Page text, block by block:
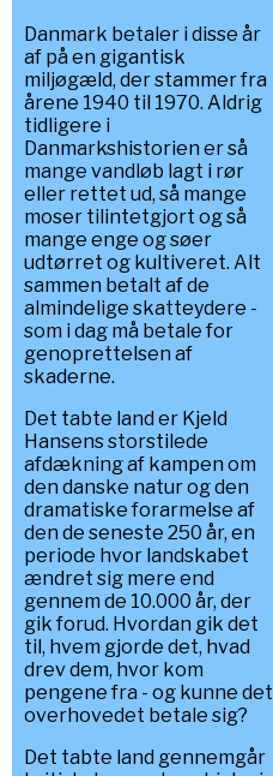
Danmark betaler i disse år
af på en gigantisk
miljøgæld, der stammer fra
årene 1940 til 1970. Aldrig
tidligere i
Danmarkshistorien er så
mange vandløb lagt i rør
eller rettet ud, så mange
moser tilintetgjort og så
mange enge og søer
udtørret og kultiveret. Alt
sammen betalt af de
almindelige skatteydere -
som i dag må betale for
genoprettelsen af
skaderne.
Det tabte land er Kjeld
Hansens storstilede
afdækning af kampen om
den danske natur og den
dramatiske forarmelse af
den de seneste 250 år, en
periode hvor landskabet
ændret sig mere end
gennem de 10.000 år, der
gik forud. Hvordan gik det
til, hvem gjorde det, hvad
drev dem, hvor kom
pengene fra - og kunne det
overhovedet betale sig?
Det tabte land gennemgår